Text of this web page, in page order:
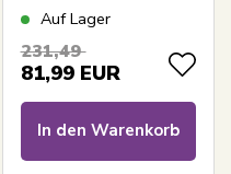
-
Sommerdecke -
Auf Lager
231,49
81,99 EUR
In den Warenkorb